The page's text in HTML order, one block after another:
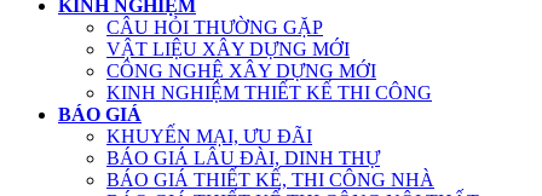
KINH NGHIỆM
CÂU HỎI THƯỜNG GẶP
VẬT LIỆU XÂY DỰNG MỚI
CÔNG NGHỆ XÂY DỰNG MỚI
KINH NGHIỆM THIẾT KẾ THI CÔNG
BÁO GIÁ
KHUYẾN MẠI, ƯU ĐÃI
BÁO GIÁ LÂU ĐÀI, DINH THỰ
BÁO GIÁ THIẾT KẾ, THI CÔNG NHÀ